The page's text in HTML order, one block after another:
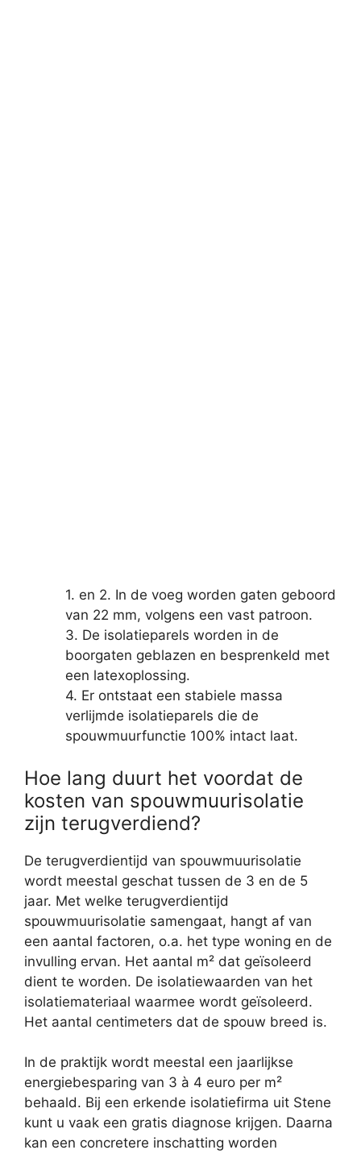
1. en 2. In de voeg worden gaten geboord
van 22 mm, volgens een vast patroon.
3. De isolatieparels worden in de
boorgaten geblazen en besprenkeld met
een latexoplossing.
4. Er ontstaat een stabiele massa
verlijmde isolatieparels die de
spouwmuurfunctie 100% intact laat.
Hoe lang duurt het voordat de
kosten van spouwmuurisolatie
zijn terugverdiend?
De terugverdientijd van spouwmuurisolatie
wordt meestal geschat tussen de 3 en de 5
jaar. Met welke terugverdientijd
spouwmuurisolatie samengaat, hangt af van
een aantal factoren, o.a. het type woning en de
invulling ervan. Het aantal m² dat geïsoleerd
dient te worden. De isolatiewaarden van het
isolatiemateriaal waarmee wordt geïsoleerd.
Het aantal centimeters dat de spouw breed is.
In de praktijk wordt meestal een jaarlijkse
energiebesparing van 3 à 4 euro per m²
behaald. Bij een erkende isolatiefirma uit Stene
kunt u vaak een gratis diagnose krijgen. Daarna
kan een concretere inschatting worden